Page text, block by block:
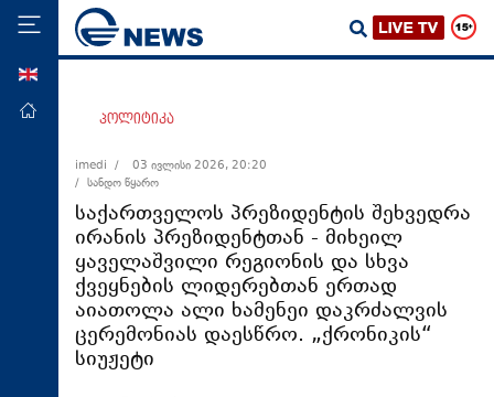
მთავარი
ეკონომიკა
მსოფლიო
ჯანდაცვა
საზოგადოება
სამართალი
თავდაცვა
პოლიტიკა
imedi /
03 ივლისი 2026, 20:20
/ სანდო წყარო
საქართველოს პრეზიდენტის შეხვედრა
ირანის პრეზიდენტთან - მიხეილ
ყაველაშვილი რეგიონის და სხვა
ქვეყნების ლიდერებთან ერთად
აიათოლა ალი ხამენეი დაკრძალვის
ცერემონიას დაესწრო. „ქრონიკის“
სიუჟეტი